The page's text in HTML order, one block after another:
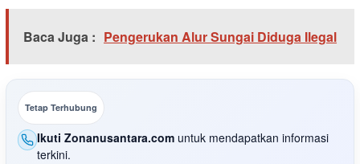
Baca Juga : Pengerukan Alur Sungai Diduga Ilegal
Tetap Terhubung
Ikuti Zonanusantara.com untuk mendapatkan informasi
terkini.